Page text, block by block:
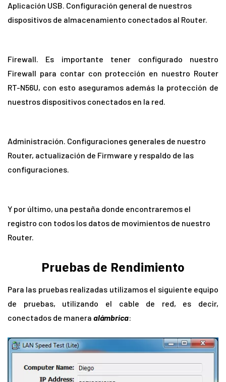
Aplicación USB. Configuración general de nuestros
dispositivos de almacenamiento conectados al Router.
Firewall. Es importante tener configurado nuestro
Firewall para contar con protección en nuestro Router
RT-N56U, con esto aseguramos además la protección de
nuestros dispositivos conectados en la red.
Administración. Configuraciones generales de nuestro
Router, actualización de Firmware y respaldo de las
configuraciones.
Y por último, una pestaña donde encontraremos el
registro con todos los datos de movimientos de nuestro
Router.
Pruebas de Rendimiento
Para las pruebas realizadas utilizamos el siguiente equipo
de pruebas, utilizando el cable de red, es decir,
conectados de manera alámbrica: